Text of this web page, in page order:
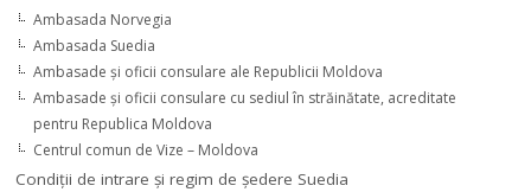
Ambasada Norvegia
Ambasada Suedia
Ambasade şi oficii consulare ale Republicii Moldova
Ambasade şi oficii consulare cu sediul în străinătate, acreditate
pentru Republica Moldova
Centrul comun de Vize – Moldova
Condiţii de intrare şi regim de şedere Suedia